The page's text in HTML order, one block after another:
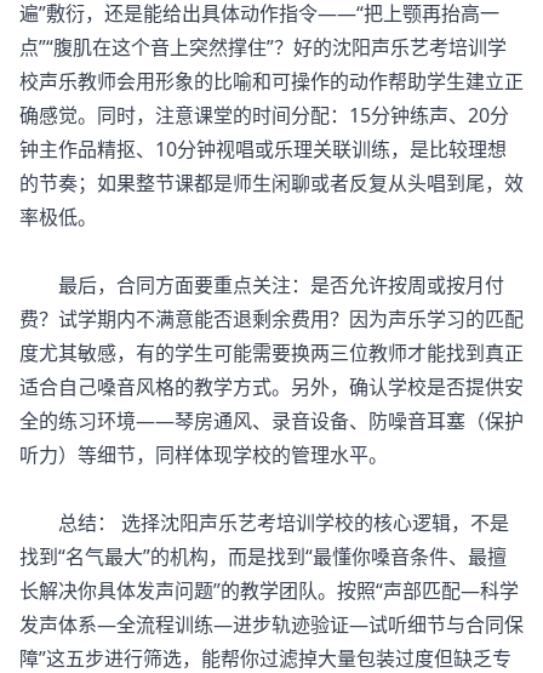
遍”敷衍，还是能给出具体动作指令——“把上颚再抬高一
点”“腹肌在这个音上突然撑住”？好的沈阳声乐艺考培训学
校声乐教师会用形象的比喻和可操作的动作帮助学生建立正
确感觉。同时，注意课堂的时间分配：15分钟练声、20分
钟主作品精抠、10分钟视唱或乐理关联训练，是比较理想
的节奏；如果整节课都是师生闲聊或者反复从头唱到尾，效
率极低。
最后，合同方面要重点关注：是否允许按周或按月付
费？试学期内不满意能否退剩余费用？因为声乐学习的匹配
度尤其敏感，有的学生可能需要换两三位教师才能找到真正
适合自己嗓音风格的教学方式。另外，确认学校是否提供安
全的练习环境——琴房通风、录音设备、防噪音耳塞（保护
听力）等细节，同样体现学校的管理水平。
总结： 选择沈阳声乐艺考培训学校的核心逻辑，不是
找到“名气最大”的机构，而是找到“最懂你嗓音条件、最擅
长解决你具体发声问题”的教学团队。按照“声部匹配—科学
发声体系—全流程训练—进步轨迹验证—试听细节与合同保
障”这五步进行筛选，能帮你过滤掉大量包装过度但缺乏专